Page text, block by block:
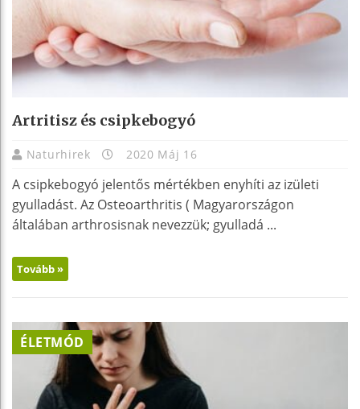
Artritisz és csipkebogyó
Naturhirek 2020 Máj 16
A csipkebogyó jelentős mértékben enyhíti az izületi
gyulladást. Az Osteoarthritis ( Magyarországon
általában arthrosisnak nevezzük; gyulladá ...
Tovább »
ÉLETMÓD